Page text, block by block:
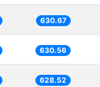
630.67
630.56
628.52